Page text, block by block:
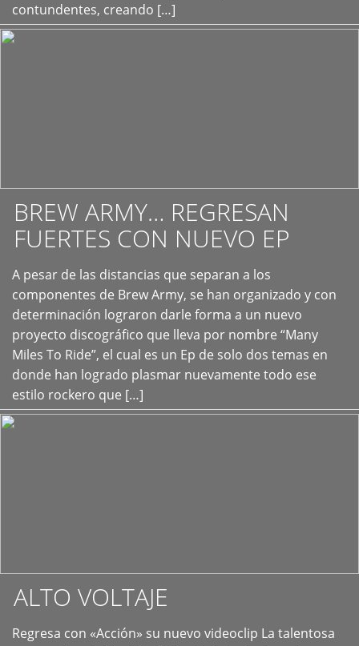
contundentes, creando […]
BREW ARMY… REGRESAN
FUERTES CON NUEVO EP
A pesar de las distancias que separan a los
componentes de Brew Army, se han organizado y con
determinación lograron darle forma a un nuevo
proyecto discográfico que lleva por nombre “Many
Miles To Ride”, el cual es un Ep de solo dos temas en
donde han logrado plasmar nuevamente todo ese
estilo rockero que […]
+
ALTO VOLTAJE
Regresa con «Acción» su nuevo videoclip La talentosa